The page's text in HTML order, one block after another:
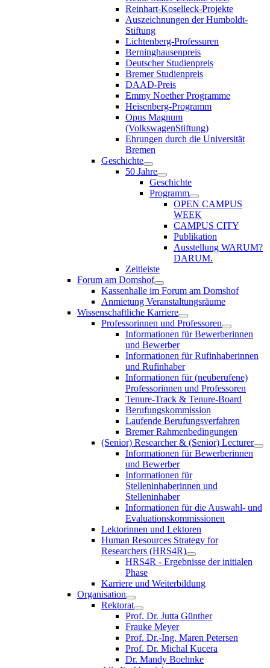
Reinhart-Koselleck-Projekte
Auszeichnungen der Humboldt-
Stiftung
Lichtenberg-Professuren
Berninghausenpreis
Deutscher Studienpreis
Bremer Studienpreis
DAAD-Preis
Emmy Noether Programme
Heisenberg-Programm
Opus Magnum
(VolkswagenStiftung)
Ehrungen durch die Universität
Bremen
Geschichte
50 Jahre
Geschichte
Programm
OPEN CAMPUS
WEEK
CAMPUS CITY
Publikation
Ausstellung WARUM?
DARUM.
Zeitleiste
Forum am Domshof
Kassenhalle im Forum am Domshof
Anmietung Veranstaltungsräume
Wissenschaftliche Karriere
Professorinnen und Professoren
Informationen für Bewerberinnen
und Bewerber
Informationen für Rufinhaberinnen
und Rufinhaber
Informationen für (neuberufene)
Professorinnen und Professoren
Tenure-Track & Tenure-Board
Berufungskommission
Laufende Berufungsverfahren
Bremer Rahmenbedingungen
(Senior) Researcher & (Senior) Lecturer
Informationen für Bewerberinnen
und Bewerber
Informationen für
Stelleninhaberinnen und
Stelleninhaber
Informationen für die Auswahl- und
Evaluationskommissionen
Lektorinnen und Lektoren
Human Resources Strategy for
Researchers (HRS4R)
HRS4R - Ergebnisse der initialen
Phase
Karriere und Weiterbildung
Organisation
Rektorat
Prof. Dr. Jutta Günther
Frauke Meyer
Prof. Dr.-Ing. Maren Petersen
Prof. Dr. Michal Kucera
Dr. Mandy Boehnke